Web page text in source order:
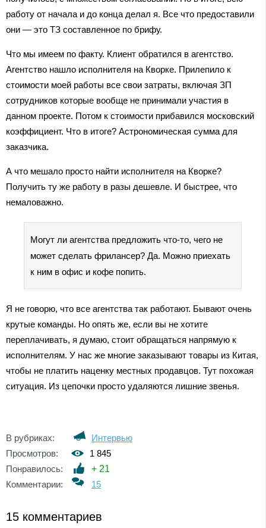
работу от начала и до конца делал я. Все что предоставили
они — это ТЗ составленное по брифу.
Что мы имеем по факту. Клиент обратился в агентство.
Агентство нашло исполнителя на Кворке. Прилепило к
стоимости моей работы все свои затраты, включая ЗП
сотрудников которые вообще не принимали участия в
данном проекте. Потом к стоимости прибавился московский
коэффициент. Что в итоге? Астрономическая сумма для
заказчика.
А что мешало просто найти исполнителя на Кворке?
Получить ту же работу в разы дешевле. И быстрее, что
немаловажно.
Могут ли агентства предложить что-то, чего не
может сделать фрилансер? Да. Можно приехать
к ним в офис и кофе попить.
Я не говорю, что все агентства так работают. Бывают очень
крутые команды. Но опять же, если вы не хотите
переплачивать, я думаю, стоит обращаться напрямую к
исполнителям. У нас же многие заказывают товары из Китая,
чтобы не платить наценку местных продавцов. Тут похожая
ситуация. Из цепочки просто удаляются лишние звенья.
В рубриках:
Интервью
Просмотров:
1 845
Понравилось:
+ 21
Комментарии:
15
15 комментариев